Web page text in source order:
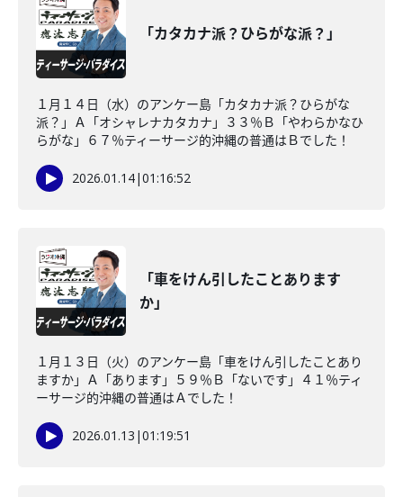
「カタカナ派？ひらがな派？」
１月１４日（水）のアンケー島「カタカナ派？ひらがな
派？」Ａ「オシャレナカタカナ」３３％Ｂ「やわらかなひ
らがな」６７％ティーサージ的沖縄の普通はＢでした！
2026.01.14|01:16:52
「車をけん引したことあります
か」
１月１３日（火）のアンケー島「車をけん引したことあり
ますか」Ａ「あります」５９％Ｂ「ないです」４１％ティ
ーサージ的沖縄の普通はＡでした！
2026.01.13 |01:19:51